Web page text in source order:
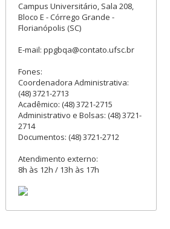
Campus Universitário, Sala 208,
Bloco E - Córrego Grande -
Florianópolis (SC)
E-mail: ppgbqa@contato.ufsc.br
Fones:
Coordenadora Administrativa:
(48) 3721-2713
Acadêmico: (48) 3721-2715
Administrativo e Bolsas: (48) 3721-
2714
Documentos: (48) 3721-2712
Atendimento externo:
8h às 12h / 13h às 17h